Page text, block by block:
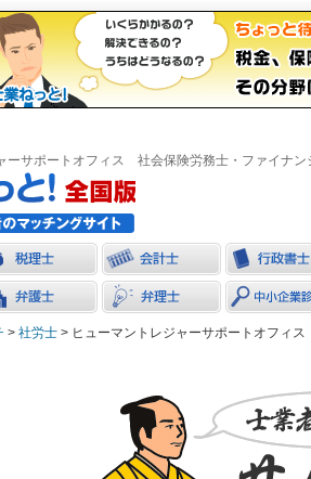
ーサポートオフィス 社会保険労務士・ファイナ
> 社労士 > ヒューマントレジャーサポートオフィ